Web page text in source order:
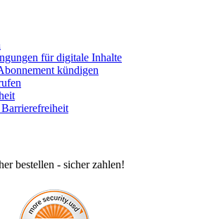
für digitale Inhalte
kündigen
bestellen - sicher zahlen!